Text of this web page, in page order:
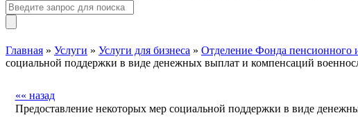
Главная » Услуги » Услуги для бизнеса » Отделение Фонда пенсионного
социальной поддержки в виде денежных выплат и компенсаций
«« назад
Предоставление некоторых мер социальной поддержки в виде